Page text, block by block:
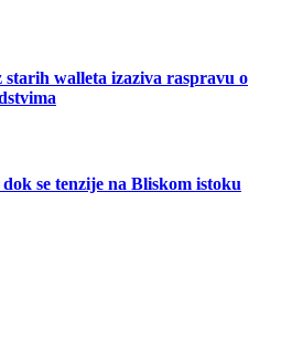
starih walleta izaziva raspravu o
se tenzije na Bliskom istoku